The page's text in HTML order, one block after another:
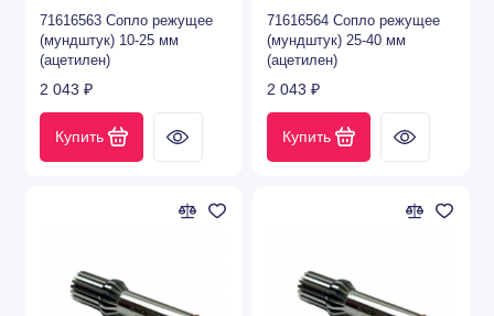
71616563 Сопло режущее
(мундштук) 10-25 мм
(ацетилен)
2 043 ₽
Купить
71616564 Сопло режущее
(мундштук) 25-40 мм
(ацетилен)
2 043 ₽
Купить